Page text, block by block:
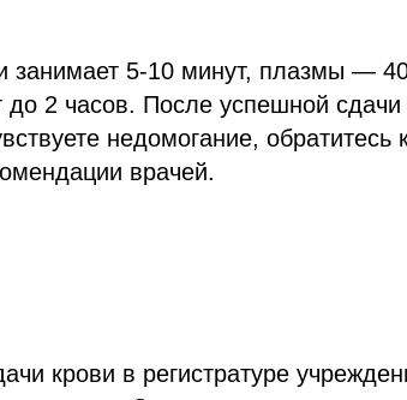
занимает 5-10 минут, плазмы —
2 часов. После успешной сдачи
недомогание, обратитесь
врачей.
крови в регистратуре